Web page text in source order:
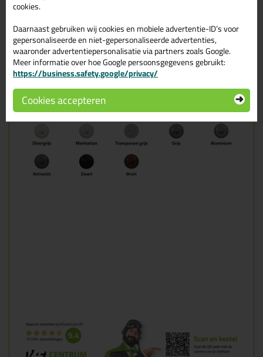
klikken
cookies.
Daarnaast gebruiken wij cookies en mobiele advertentie-ID’s voor
gepersonaliseerde en niet-gepersonaliseerde advertenties,
waaronder advertentiepersonalisatie via partners zoals Google.
Meer informatie over hoe Google persoonsgegevens gebruikt:
https://business.safety.google/privacy/
Cookies accepteren